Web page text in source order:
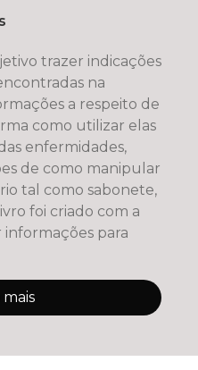
trazer indicações
na
a respeito de
como utilizar elas
enfermidades,
de como manipular
tal como sabonete,
foi criado com a
para
mais